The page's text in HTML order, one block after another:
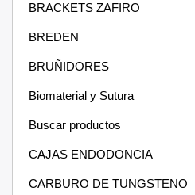
BRACKETS ZAFIRO
BREDEN
BRUÑIDORES
Biomaterial y Sutura
Buscar productos
CAJAS ENDODONCIA
CARBURO DE TUNGSTENO